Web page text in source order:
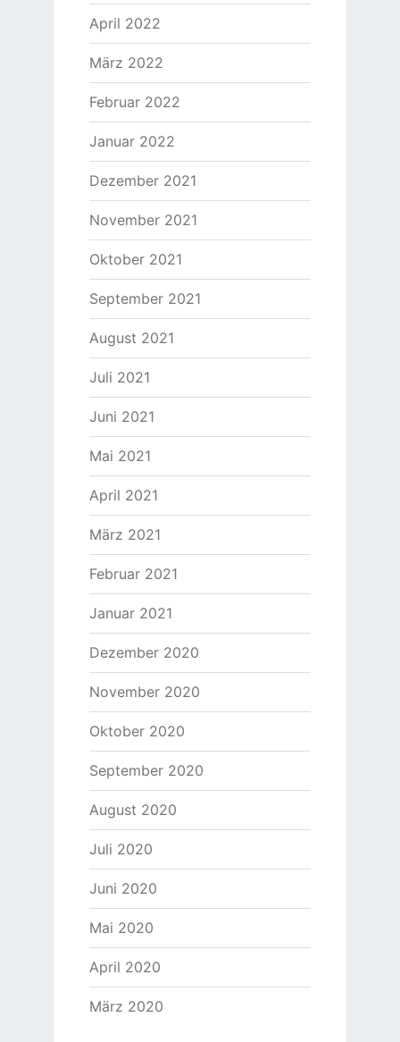
April 2022
März 2022
Februar 2022
Januar 2022
Dezember 2021
November 2021
Oktober 2021
September 2021
August 2021
Juli 2021
Juni 2021
Mai 2021
April 2021
März 2021
Februar 2021
Januar 2021
Dezember 2020
November 2020
Oktober 2020
September 2020
August 2020
Juli 2020
Juni 2020
Mai 2020
April 2020
März 2020